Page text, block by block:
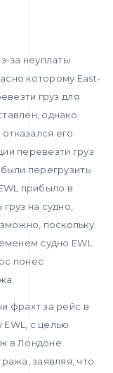
за неуплаты
которому East-
груз для
однако
его
перевезти груз
перегрузить
прибыло в
на судно,
поскольку
судно EWL
понес
фрахт за рейс в
с целью
в Лондоне.
заявляя, что